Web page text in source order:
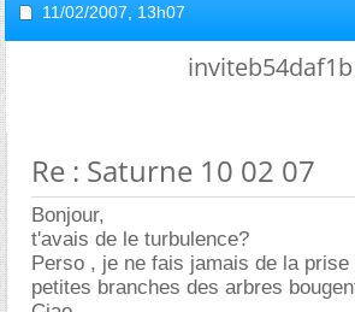
11/02/2007, 13h07
inviteb54daf1b
Re : Saturne 10 02 07
Bonjour,
t'avais de le turbulence?
Perso , je ne fais jamais de la prise
petites branches des arbres